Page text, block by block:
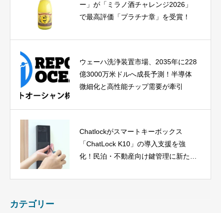
ー」が「ミラノ酒チャレンジ2026」
で最高評価「プラチナ章」を受賞！
ウェーハ洗浄装置市場、2035年に228
億3000万米ドルへ成長予測！半導体
微細化と高性能チップ需要が牽引
Chatlockがスマートキーボックス
「ChatLock K10」の導入支援を強
化！民泊・不動産向け鍵管理に新たな
カテゴリー